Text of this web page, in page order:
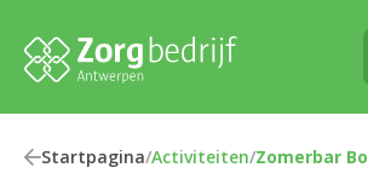
Startpagina/Activiteiten/Zomerbar